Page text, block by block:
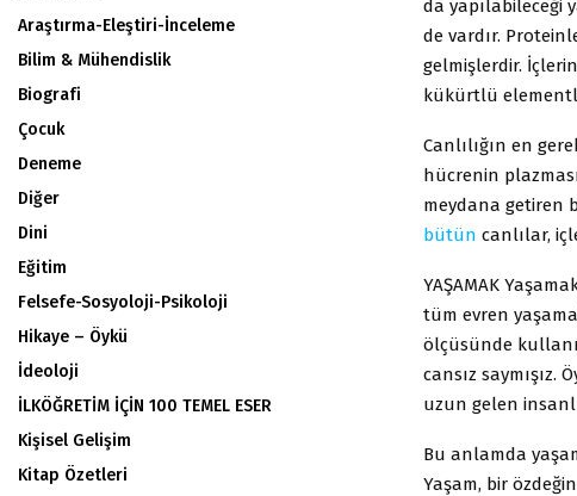
da yapılabileceği
de vardır.
gelmişlerdir.
kükürtlü
Canlılığın en
hücrenin
meydana getiren
bütün canlılar,
YAŞAMAK
tüm evren
ölçüsünde
cansız
uzun gelen
Bu anlamda
Yaşam, bir
Araştırma-Eleştiri-İnceleme
Bilim & Mühendislik
Biografi
Çocuk
Deneme
Diğer
Dini
Eğitim
Felsefe-Sosyoloji-Psikoloji
Hikaye – Öykü
İdeoloji
İLKÖĞRETİM İÇİN 100 TEMEL ESER
Kişisel Gelişim
Kitap Özetleri